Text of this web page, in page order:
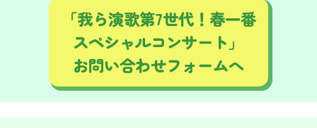
「我ら演歌第7世代！春一番
スペシャルコンサート」
お問い合わせフォームへ